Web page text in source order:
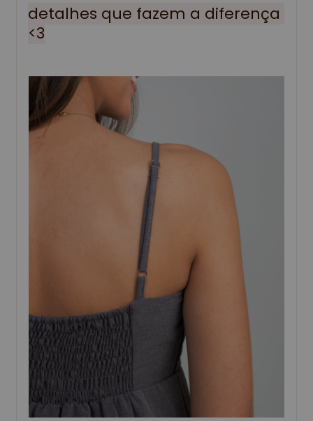
detalhes que fazem a diferença
<3